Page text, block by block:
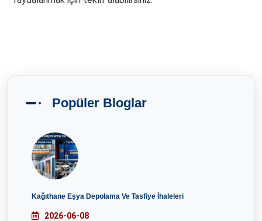
Popüler Bloglar
Kağıthane Eşya Depolama Ve Tasfiye İhaleleri
2026-06-08